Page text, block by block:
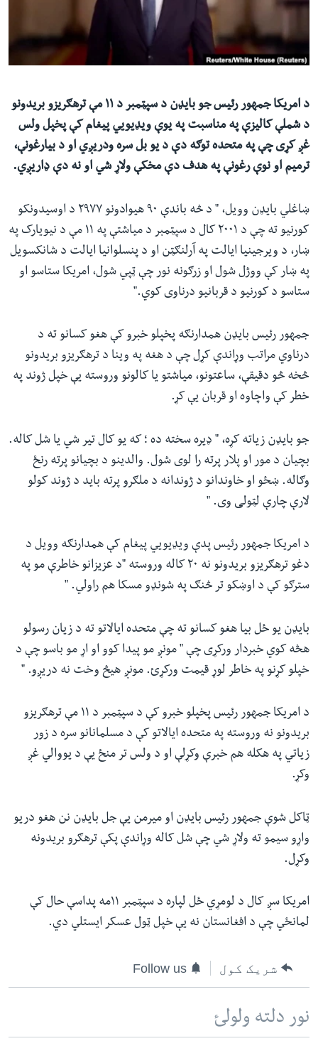
لټون
ځای
شئ
له مونږ سره په تماس کې پاتې شئ
ژبې
د امریکا جمهور رئیس جو بایډن د سپټمبر د ۱۱ مې ترهګریزو بریدونو
د شملې کالیزې په مناسبت په یوې ویډیویي پیغام کې پخپل ولس
غږ کړی چې په متحده توګه دې د یو بل سره ودریږي او د بیارغونې،
ترمیم او نوې رغونې په هدف دې مخکې ولاړ شي او نه دې ډاریږي.
ښاغلي بایډن وویل، " د څه باندې ۹۰ هیوادونو ۲۹۷۷ د اوسیدونکو
کورنیو ته چې د ۲۰۰۱ کال د سپټمبر د میاشتې په ۱۱ مې د نیویارک په
ښار، د ویرجینیا ایالت په آرلنګټن او د پنسلوانیا ایالت د شانکسویل
په ښار کې ووژل شول او زرګونه نور چې ټپي شول، امریکا ستاسو او
ستاسو د کورنیو د قربانیو درناوی کوي."
جمهور رئیس بایډن همدارنګه پخپلو خبرو کې هغو کسانو ته د
درناوي مراتب وړاندې کړل چې د هغه په وینا د ترهګریزو بریدونو
څخه څو دقیقې، ساعتونو، میاشتو یا کالونو وروسته یې خپل ژوند په
خطر کې واچاوه او قربان یې کړ.
جو بایډن زیاته کړه، " ډیره سخته ده ؛ که یو کال تیر شي یا شل کاله.
بچیان د مور او پلار پرته را لوی شول. والدینو د بچیانو پرته رنځ
وګاله. ښځو او خاوندانو د ژوندانه د ملګرو پرته باید د ژوند کولو
لارې چارې لټولی وی. "
د امریکا جمهور رئیس پدې ویډیویي پیغام کې همدارنګه وویل د
دغو ترهګریزو بریدونو نه ۲۰ کاله وروسته "د عزیزانو خاطرې مو په
سترګو کې د اوښکو تر څنګ په شونډو مسکا هم راولي. "
بایډن یو ځل بیا هغو کسانو ته چې متحده ایالاتو ته د زیان رسولو
هڅه کوي خبردار ورکړی چې " مونږ مو پیدا کوو او اړ مو باسو چې د
خپلو کړنو په خاطر لوړ قیمت ورکړئ. مونږ هیڅ وخت نه دریږو. "
د امریکا جمهور رئیس پخپلو خبرو کې د سپټمبر د ۱۱ مې ترهګریزو
بریدونو نه وروسته په متحده ایالاتو کې د مسلمانانو سره د زور
زیاتي په هکله هم خبرې وکړلې او د ولس تر منځ یې د یووالي غږ
وکړ.
ټاکل شوې جمهور رئیس بایډن او میرمن یې جل بایډن نن هغو دریو
واړو سیمو ته ولاړ شي چې شل کاله وړاندې پکې ترهګرو بریدونه
وکړل.
امریکا سږ کال د لومړي ځل لپاره د سپټمبر ۱۱مه پداسې حال کې
لمانځي چې د افغانستان نه یې خپل ټول عسکر ایستلي دي.
شریک کول Follow us
نور دلته ولولئ